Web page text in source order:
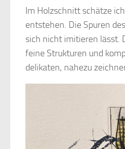
Im Holzschnitt schätze
entstehen. Die Spuren
sich nicht imitieren lässt.
feine Strukturen und
delikaten, nahezu